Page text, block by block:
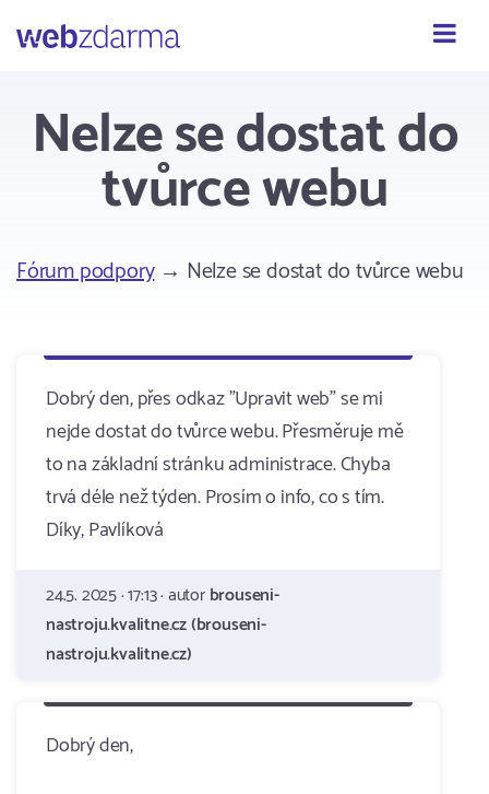
Webzdarma
Nelze se dostat do
tvůrce webu
Fórum podpory→ Nelze se dostat do tvůrce webu
Dobrý den, přes odkaz "Upravit web" se mi
nejde dostat do tvůrce webu. Přesměruje mě
to na základní stránku administrace. Chyba
trvá déle než týden. Prosím o info, co s tím.
Díky, Pavlíková
24.5. 2025 · 17:13 · autorbrouseni-
nastroju.kvalitne.cz (brouseni-
nastroju.kvalitne.cz)
Dobrý den,